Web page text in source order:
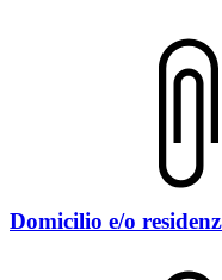
Domicilio e/o